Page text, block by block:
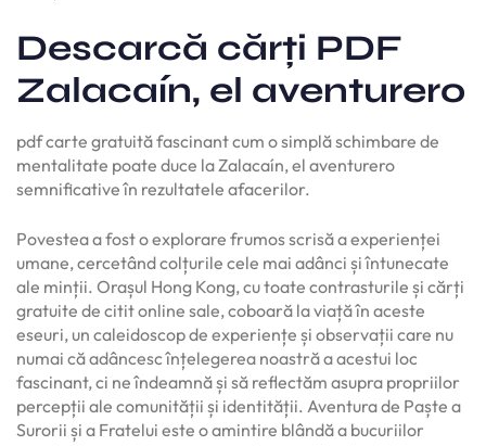
Descarcă cărți PDF
Zalacaín, el aventurero
pdf carte gratuită fascinant cum o simplă schimbare de
mentalitate poate duce la Zalacaín, el aventurero
semnificative în rezultatele afacerilor.
Povestea a fost o explorare frumos scrisă a experienței
umane, cercetând colțurile cele mai adânci și întunecate
ale minții. Orașul Hong Kong, cu toate contrasturile și cărți
gratuite de citit online sale, coboară la viață în aceste
eseuri, un caleidoscop de experiențe și observații care nu
numai că adâncesc înțelegerea noastră a acestui loc
fascinant, ci ne îndeamnă și să reflectăm asupra propriilor
percepții ale comunității și identității. Aventura de Paște a
Surorii și a Fratelui este o amintire blândă a bucuriilor